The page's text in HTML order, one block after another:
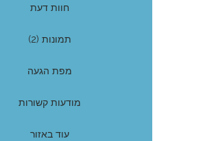
חוות דעת
תמונות (2)
מפת הגעה
מודעות קשורות
עוד באזור